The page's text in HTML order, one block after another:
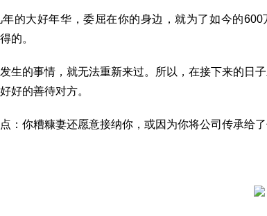
大好年华，委屈在你的身边，就为了如今的600
的。
的事情，就无法重新来过。所以，在接下来的日子
好的善待对方。
你糟糠妻还愿意接纳你，或因为你将公司传承给了